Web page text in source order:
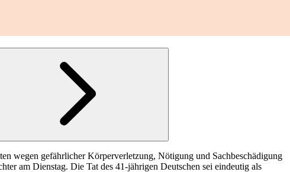
wegen gefährlicher Körperverletzung, Nötigung und Sachbeschädigung
am Dienstag. Die Tat des 41-jährigen Deutschen sei eindeutig als